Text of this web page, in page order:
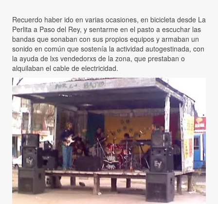
Recuerdo haber ido en varias ocasiones, en bicicleta desde La
Perlita a Paso del Rey, y sentarme en el pasto a escuchar las
bandas que sonaban con sus propios equipos y armaban un
sonido en común que sostenía la actividad autogestinada, con
la ayuda de lxs vendedorxs de la zona, que prestaban o
alquilaban el cable de electricidad.